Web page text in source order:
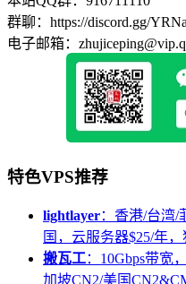
群聊：https://discord.gg/
电子邮箱：
特色VPS推荐
lightlayer：香港/台湾/
国，云服务器$25/年，
搬瓦工：10Gbps带宽
加坡CN2/美国